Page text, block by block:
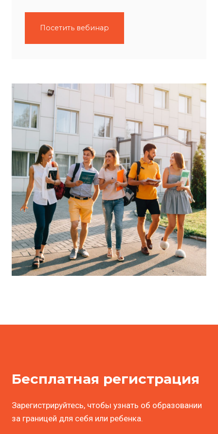
Посетить вебинар
Бесплатная регистрация
Зарегистрируйтесь, чтобы узнать об образовании
за границей для себя или ребенка.